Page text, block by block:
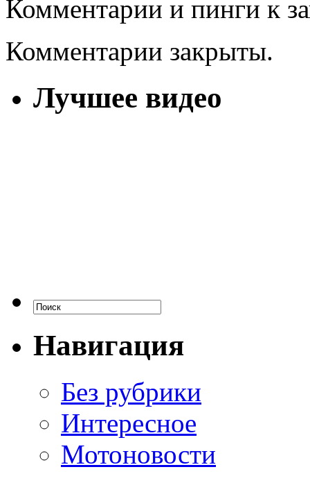
Комментарии и пинги к
Комментарии закрыты.
Лучшее видео
Навигация
Без рубрики
Интересное
Мотоновости